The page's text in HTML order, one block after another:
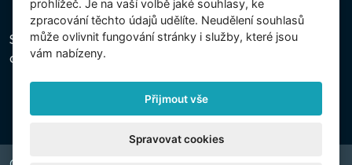
Společnost je zapsána u Městského soudu v Praze,
oddíl C, vložka 74759, IČ 26150808, DIČ CZ26150808.
prohlížeč. Je na vaší volbě jaké souhlasy, ke
zpracování těchto údajů udělíte. Neudělení souhlasů
může ovlivnit fungování stránky i služby, které jsou
vám nabízeny.
Přijmout vše
Spravovat cookies